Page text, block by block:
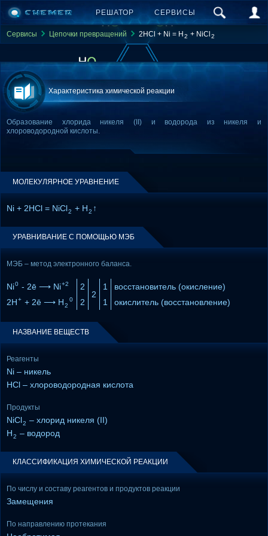
РЕШАТОР СЕРВИСЫ
Сервисы Цепочки превращений 2HCl + Ni = H 2 + NiCl 2
Характеристика химической реакции
Образование хлорида никеля (II) и водорода из никеля и
хлороводородной кислоты.
МОЛЕКУЛЯРНОЕ УРАВНЕНИЕ
Ni + 2HCl = NiCl2 + H2 ↑
УРАВНИВАНИЕ С ПОМОЩЬЮ МЭБ
МЭБ – метод электронного баланса.
Ni0 - 2ē ⟶ Ni+2
2
2
1
восстановитель (окисление)
2H+ + 2ē ⟶ H2
0 2 1 окислитель (восстановление)
НАЗВАНИЕ ВЕЩЕСТВ
Реагенты
Ni – никель
HCl – хлороводородная кислота
Продукты
NiCl2 – хлорид никеля (II)
H2 – водород
КЛАССИФИКАЦИЯ ХИМИЧЕСКОЙ РЕАКЦИИ
По числу и составу реагентов и продуктов реакции
Замещения
По направлению протекания